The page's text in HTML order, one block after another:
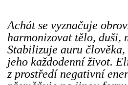
Achát se vyznačuje
harmonizovat tělo, duši,
Stabilizuje auru člověka,
jeho každodenní život.
z prostředí negativní